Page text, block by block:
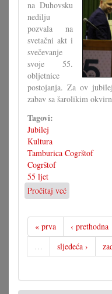
na Duhovsku
nedilju
pozvala na
svetačni akt i
svečevanje
svoje 55.
obljetnice
postojanja. Za ov
zabav sa šarolikim
Tagovi:
Jubilej
Kultura
Tamburica Cogrštof
Cogrštof
55 ljet
Pročitaj već
Dostojno
svečevanje
55.
obljetnice
« prva ‹ prethodna
…
sljedeća ›